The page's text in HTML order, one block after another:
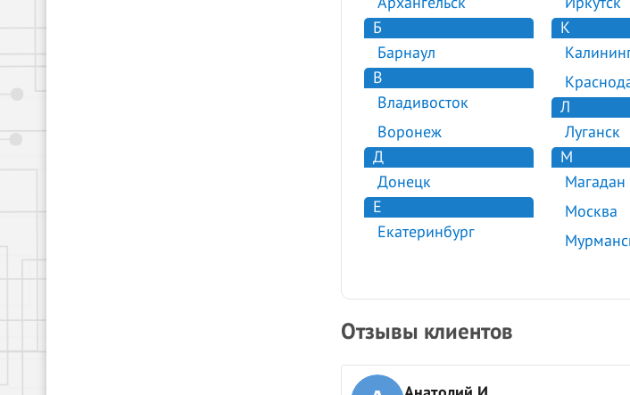
Б
Барнаул
В
Владивосток
Воронеж
Д
Донецк
Е
Екатеринбург
К
Л
Луганск
М
Магадан
Москва
Отзывы клиентов